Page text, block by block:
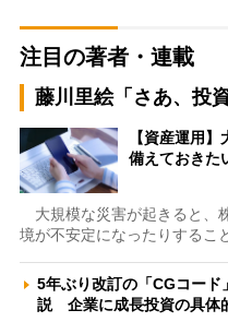
注目の著者・連載
藤川里絵「さあ、投
【資産運用
備えておきた
大規模な災害が起きると、
境が不安定になったりするこ
5年ぶり改訂の「CGコー
説 企業に成長投資の具体